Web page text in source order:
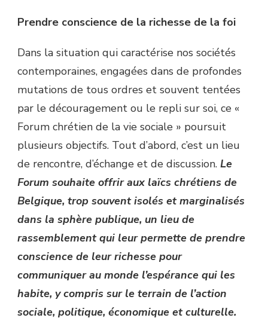
Prendre conscience de la richesse de la foi
Dans la situation qui caractérise nos sociétés
contemporaines, engagées dans de profondes
mutations de tous ordres et souvent tentées
par le découragement ou le repli sur soi, ce «
Forum chrétien de la vie sociale » poursuit
plusieurs objectifs. Tout d’abord, c’est un lieu
de rencontre, d’échange et de discussion. Le
Forum souhaite offrir aux laïcs chrétiens de
Belgique, trop souvent isolés et marginalisés
dans la sphère publique, un lieu de
rassemblement qui leur permette de prendre
conscience de leur richesse pour
communiquer au monde l’espérance qui les
habite, y compris sur le terrain de l’action
sociale, politique, économique et culturelle.